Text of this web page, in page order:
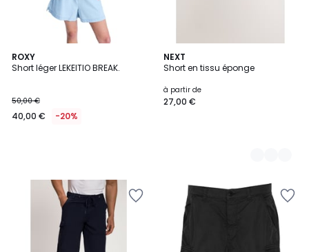
ROXY
Short léger LEKEITIO BREAK.
50,00 €
40,00 € -20%
NEXT
Short en tissu éponge
à partir de
27,00 €
6
Couleurs